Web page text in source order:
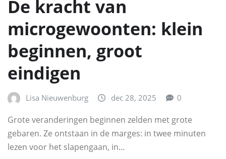
De kracht van
microgewoonten: klein
beginnen, groot
eindigen
Lisa Nieuwenburg dec 28, 2025 0
Grote veranderingen beginnen zelden met grote
gebaren. Ze ontstaan in de marges: in twee minuten
lezen voor het slapengaan, in…